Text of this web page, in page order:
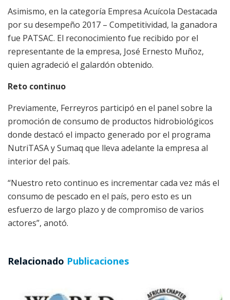
Asimismo, en la categoría Empresa Acuícola Destacada
por su desempeño 2017 – Competitividad, la ganadora
fue PATSAC. El reconocimiento fue recibido por el
representante de la empresa, José Ernesto Muñoz,
quien agradeció el galardón obtenido.
Reto continuo
Previamente, Ferreyros participó en el panel sobre la
promoción de consumo de productos hidrobiológicos
donde destacó el impacto generado por el programa
NutriTASA y Sumaq que lleva adelante la empresa al
interior del país.
“Nuestro reto continuo es incrementar cada vez más el
consumo de pescado en el país, pero esto es un
esfuerzo de largo plazo y de compromiso de varios
actores”, anotó.
Relacionado Publicaciones